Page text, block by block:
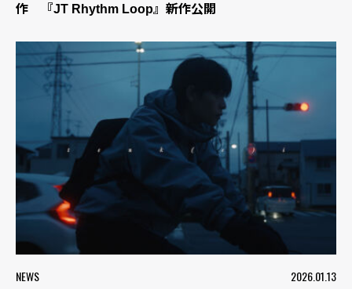
作 『JT Rhythm Loop』新作公開
NEWS 2026.01.13